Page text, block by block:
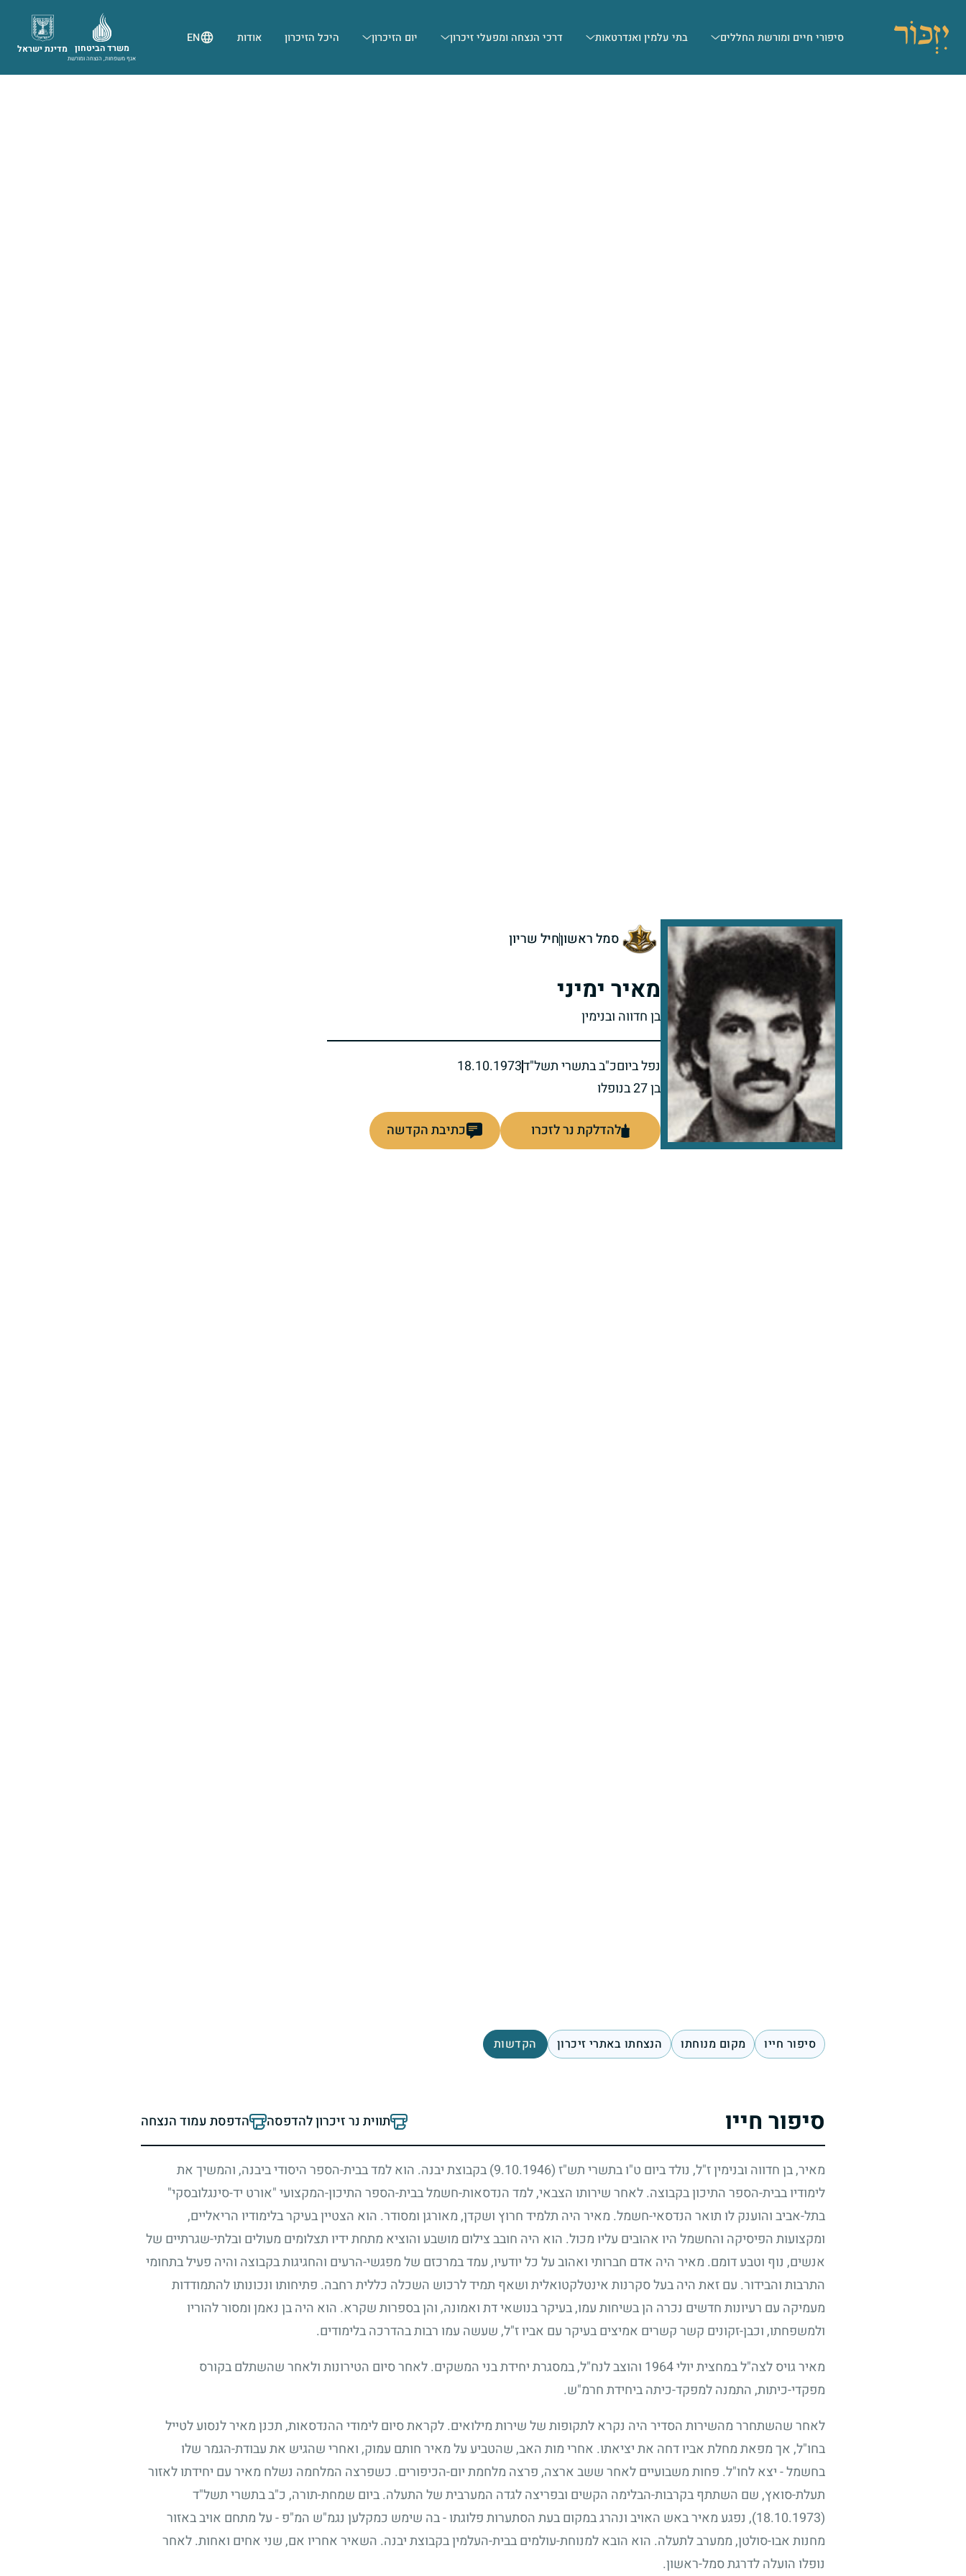
סיפורי חיים ומורשת החללים בתי עלמין ואנדרטאות דרכי הנצחה ומפעלי זיכרון יום הזיכרון היכל הזיכרון אודות EN
מדינת ישראל משרד הביטחון
אגף משפחות, הנצחה ומורשת
סמל ראשוןחיל שריון
מאיר ימיני
בן חדווה ובנימין
נפל ביוםכ"ב בתשרי תשל"ד18.10.1973
בן 27 בנופלו
להדלקת נר לזכרו כתיבת הקדשה
סיפור חייו מקום מנוחתו הנצחתו באתרי זיכרון הקדשות
סיפור חייו תווית נר זיכרון להדפסה הדפסת עמוד הנצחה
מאיר, בן חדווה ובנימין ז"ל, נולד ביום ט"ו בתשרי תש"ז(9.10.1946)
בקבוצת יבנה. הוא למד בבית-הספר היסודי ביבנה, והמשיך את
לימודיו בבית-הספר התיכון בקבוצה. לאחר שירותו הצבאי, למד הנדסאות-חשמל בבית-הספר התיכון-המקצועי "אורט יד-סינגלובסקי"
בתל-אביב והוענק לו תואר הנדסאי-חשמל. מאיר היה תלמיד חרוץ ושקדן, מאורגן ומסודר. הוא הצטיין בעיקר בלימודיו הריאליים,
ומקצועות הפיסיקה והחשמל היו אהובים עליו מכול. הוא היה חובב צילום מושבע והוציא מתחת ידיו תצלומים מעולים ובלתי-שגרתיים של
אנשים, נוף וטבע דומם. מאיר היה אדם חברותי ואהוב על כל יודעיו, עמד במרכזם של מפגשי-הרעים והחגיגות בקבוצה והיה פעיל בתחומי
התרבות והבידור. עם זאת היה בעל סקרנות אינטלקטואלית ושאף תמיד לרכוש השכלה כללית רחבה. פתיחותו ונכונותו להתמודדות
מעמיקה עם רעיונות חדשים נכרה הן בשיחות עמו, בעיקר בנושאי דת ואמונה, והן בספרות שקרא. הוא היה בן נאמן ומסור להוריו
ולמשפחתו, וכבן-זקונים קשר קשרים אמיצים בעיקר עם אביו ז"ל, שעשה עמו רבות בהדרכה בלימודים.
מאיר גויס לצה"ל במחצית יולי1964 והוצב לנח"ל, במסגרת יחידת בני המשקים. לאחר סיום הטירונות ולאחר שהשתלם בקורס
מפקדי-כיתות, התמנה למפקד-כיתה ביחידת חרמ"ש.
לאחר שהשתחרר מהשירות הסדיר היה נקרא לתקופות של שירות מילואים. לקראת סיום לימודי ההנדסאות, תכנן מאיר לנסוע לטייל
בחו"ל, אך מפאת מחלת אביו דחה את יציאתו. אחרי מות האב, שהטביע על מאיר חותם עמוק, ואחרי שהגיש את עבודת-הגמר שלו
בחשמל-יצא לחו"ל. פחות משבועיים לאחר ששב ארצה, פרצה מלחמת יום-הכיפורים. כשפרצה המלחמה נשלח מאיר עם יחידתו לאזור
תעלת-סואץ, שם השתתף בקרבות-הבלימה הקשים ובפריצה לגדה המערבית של התעלה. ביום שמחת-תורה, כ"ב בתשרי תשל"ד
(18.10.1973)
, נפגע מאיר באש האויב ונהרג במקום בעת הסתערות פלוגתו-בה שימש כמקלען נגמ"ש המ"פ-על מתחם אויב באזור
מחנות אבו-סולטן, ממערב לתעלה. הוא הובא למנוחת-עולמים בבית-העלמין בקבוצת יבנה. השאיר אחריו אם, שני אחים ואחות. לאחר
נופלו הועלה לדרגת סמל-ראשון.